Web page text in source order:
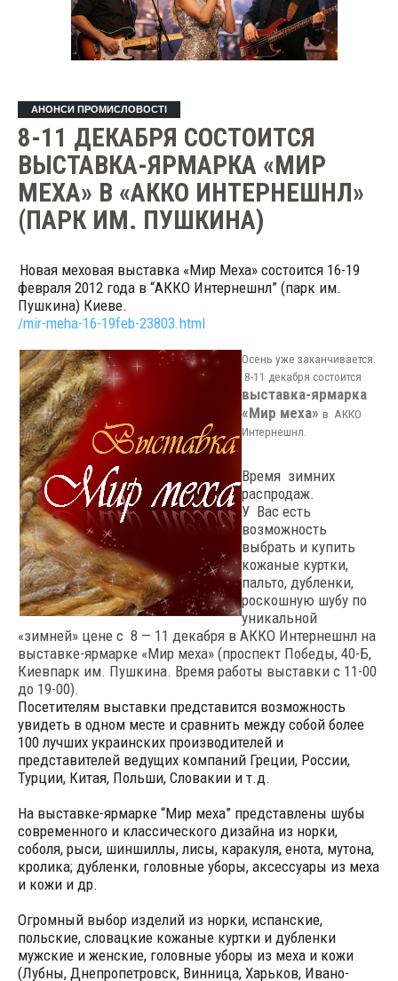
АНОНСИ ПРОМИСЛОВОСТІ
8-11 ДЕКАБРЯ СОСТОИТСЯ
ВЫСТАВКА-ЯРМАРКА «МИР
МЕХА» В «АККО ИНТЕРНЕШНЛ»
(ПАРК ИМ. ПУШКИНА)
Новая меховая выставка «Мир Меха» состоится 16-19
февраля 2012 года в “АККО Интернешнл” (парк им.
Пушкина) Киеве.
/mir-meha-16-19feb-23803.html
Осень уже заканчивается.
8-11 декабря состоится
выставка-ярмарка
«Мир меха» в АККО
Интернешнл.
Время зимних
распродаж.
У Вас есть
возможность
выбрать и купить
кожаные куртки,
пальто, дубленки,
роскошную шубу по
уникальной
«зимней» цене с 8 — 11 декабря в АККО Интернешнл на
выставке-ярмарке «Мир меха» (проспект Победы, 40-Б,
Киевпарк им. Пушкина. Время работы выставки с 11-00
до 19-00).
Посетителям выставки представится возможность
увидеть в одном месте и сравнить между собой более
100 лучших украинских производителей и
представителей ведущих компаний Греции, России,
Турции, Китая, Польши, Словакии и т.д.
На выставке-ярмарке “Мир меха” представлены шубы
современного и классического дизайна из норки,
соболя, рыси, шиншиллы, лисы, каракуля, енота, мутона,
кролика; дубленки, головные уборы, аксессуары из меха
и кожи и др.
Огромный выбор изделий из норки, испанские,
польские, словацкие кожаные куртки и дубленки
мужские и женские, головные уборы из меха и кожи
(Лубны, Днепропетровск, Винница, Харьков, Ивано-